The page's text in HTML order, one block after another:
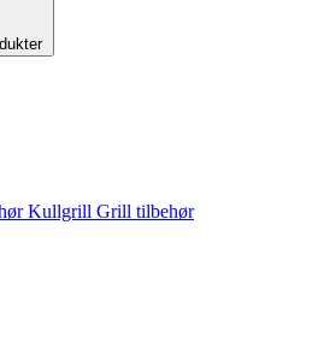
Kullgrill Grill tilbehør